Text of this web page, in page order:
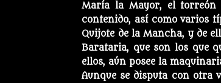
María la Mayor, el torreón
contenido, así como varios
Quijote de la Mancha, y de
Barataria, que son los que
ellos, aún posee la
Aunque se disputa con otra